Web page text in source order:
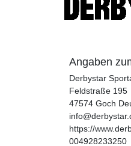
Angaben
Derbystar
Feldstraße 195
47574 Goch
https://
004928233250